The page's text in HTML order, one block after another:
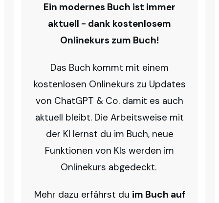
Ein modernes Buch ist immer
aktuell - dank kostenlosem
Onlinekurs zum Buch!
Das Buch kommt mit einem
kostenlosen Onlinekurs zu Updates
von ChatGPT & Co. damit es auch
aktuell bleibt. Die Arbeitsweise mit
der KI lernst du im Buch, neue
Funktionen von KIs werden im
Onlinekurs abgedeckt.
Mehr dazu erfährst du im Buch auf